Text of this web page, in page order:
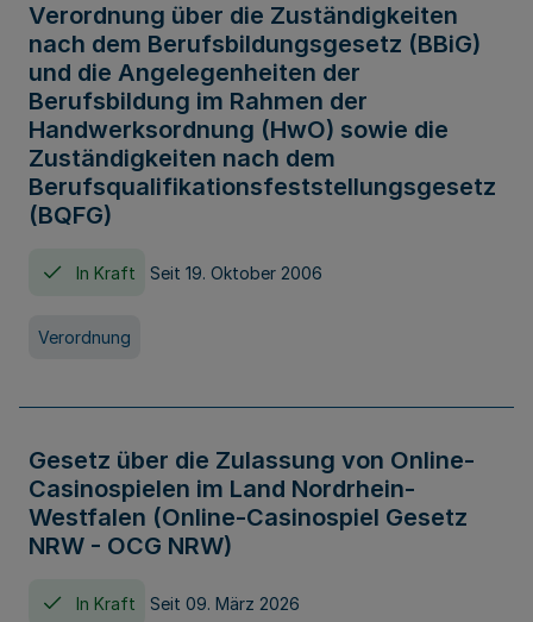
Verordnung über die Zuständigkeiten
nach dem Berufsbildungsgesetz (BBiG)
und die Angelegenheiten der
Berufsbildung im Rahmen der
Handwerksordnung (HwO) sowie die
Zuständigkeiten nach dem
Berufsqualifikationsfeststellungsgesetz
(BQFG)
In Kraft Seit 19. Oktober 2006
Verordnung
Gesetz über die Zulassung von Online-
Casinospielen im Land Nordrhein-
Westfalen (Online-Casinospiel Gesetz
NRW - OCG NRW)
In Kraft Seit 09. März 2026